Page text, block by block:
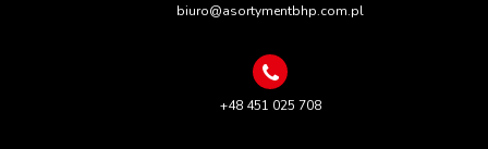
biuro@asortymentbhp.com.pl
+48 451 025 708